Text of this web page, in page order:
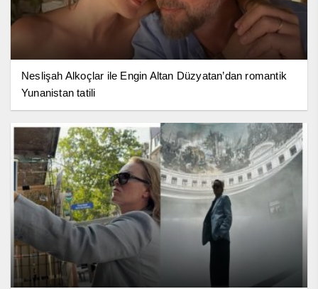
Neslişah Alkoçlar ile Engin Altan Düzyatan’dan romantik
Yunanistan tatili